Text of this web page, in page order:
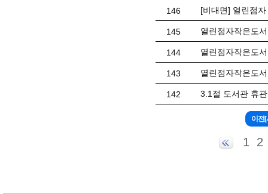
146 [비대면] 열린점
145 열린점자작은도
144 열린점자작은도
143 열린점자작은도
142 3.1절 도서관 휴
1 2